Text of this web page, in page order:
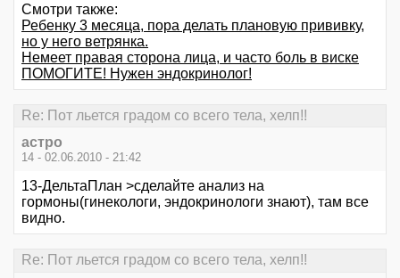
Смотри также:
Ребенку 3 месяца, пора делать плановую прививку,
но у него ветрянка.
Немеет правая сторона лица, и часто боль в виске
ПОМОГИТЕ! Нужен эндокринолог!
Re: Пот льется градом со всего тела, хелп!!
астро
14 - 02.06.2010 - 21:42
13-ДельтаПлан >сделайте анализ на
гормоны(гинекологи, эндокринологи знают), там все
видно.
Re: Пот льется градом со всего тела, хелп!!